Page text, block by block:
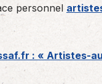
personnel
: « Artistes-